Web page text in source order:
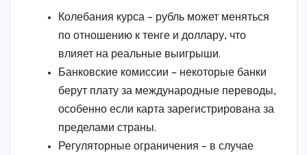
Колебания курса – рубль может меняться
по отношению к тенге и доллару, что
влияет на реальные выигрыши.
Банковские комиссии – некоторые банки
берут плату за международные переводы,
особенно если карта зарегистрирована за
пределами страны.
Регуляторные ограничения – в случае